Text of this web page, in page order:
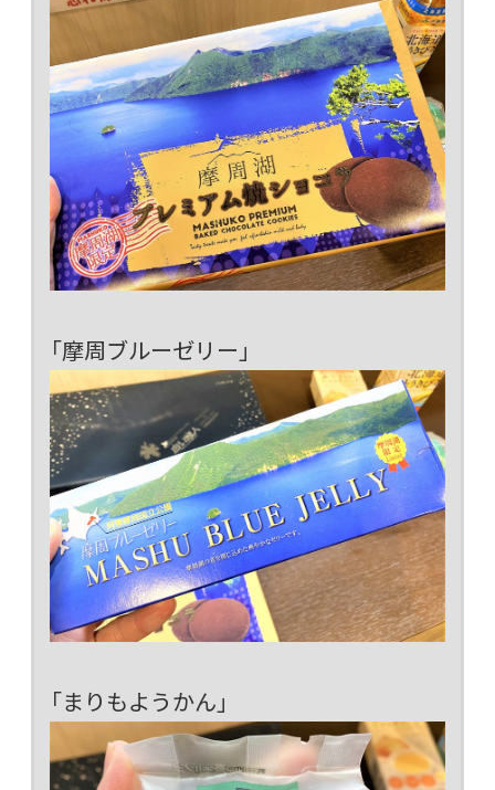
「摩周ブルーゼリー」
「まりもようかん」